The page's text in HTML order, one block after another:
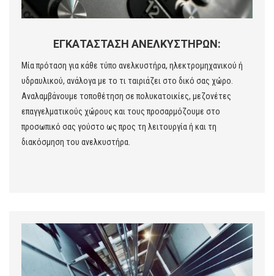
ΕΓΚΑΤΑΣΤΑΣΗ ΑΝΕΛΚΥΣΤΗΡΩΝ:
Μία πρόταση για κάθε τύπο ανελκυστήρα, ηλεκτρομηχανικού ή
υδραυλικού, ανάλογα με το τι ταιριάζει στο δικό σας χώρο.
Αναλαμβάνουμε τοποθέτηση σε πολυκατοικίες, μεζονέτες
επαγγελματικούς χώρους και τους προσαρμόζουμε στο
προσωπικό σας γούστο ως προς τη λειτουργία ή και τη
διακόσμηση του ανελκυστήρα.